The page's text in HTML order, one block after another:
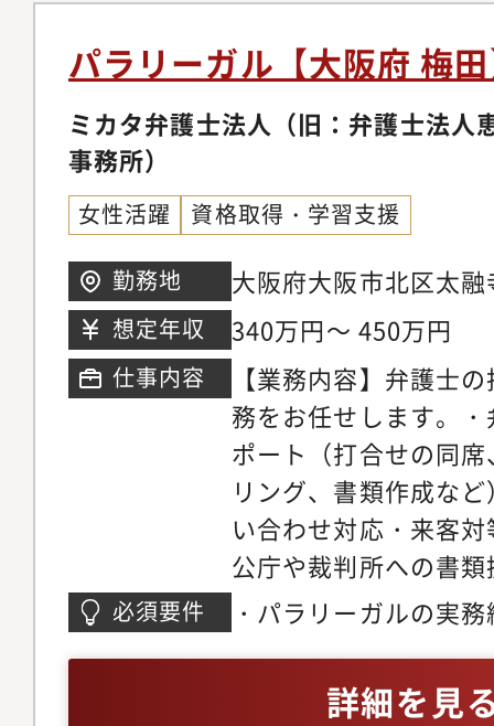
パラリーガル【大阪府 梅
ミカタ弁護士法人（旧：弁護士法人
事務所）
女性活躍 資格取得・学習支援
勤務地
大阪府大阪市北区太
命梅田第二ビル2階
想定年収 340万円～ 450万円
仕事内容
【業務内容】弁護士
務をお任せします。
ポート（打合せの同
リング、書類作成な
い合わせ対応・来客
公庁や裁判所への書
絡対応（依頼者、裁
料収集・各案件の進
必須要件
・パラリーガルの実
詳細を見